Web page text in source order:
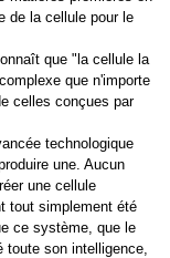
de la cellule pour le
que "la cellule la
que n'importe
celles conçues par
technologique
une. Aucun
une cellule
tout simplement été
ce système, que le
toute son intelligence,